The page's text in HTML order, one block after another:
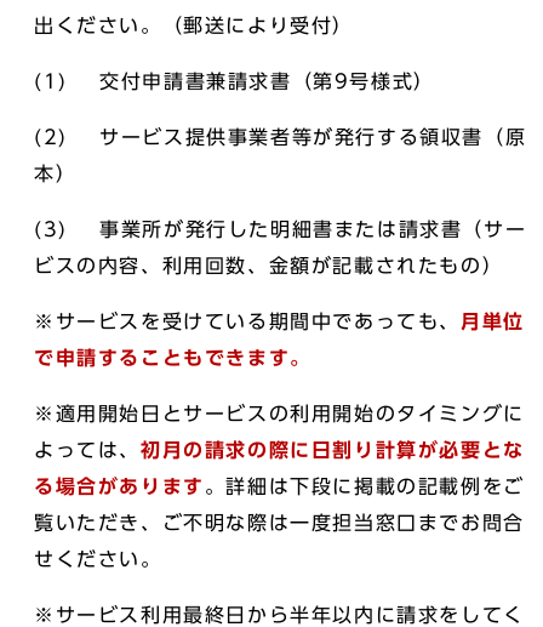
出ください。（郵送により受付）
(1) 交付申請書兼請求書（第9号様式）
(2) サービス提供事業者等が発行する領収書（原
本）
(3) 事業所が発行した明細書または請求書（サー
ビスの内容、利用回数、金額が記載されたもの）
※サービスを受けている期間中であっても、 月単位
で申請することもできます。
※適用開始日とサービスの利用開始のタイミングに
よっては、 初月の請求の際に日割り計算が必要とな
る場合があります 。詳細は下段に掲載の記載例をご
覧いただき、ご不明な際は一度担当窓口までお問合
せください。
※サービス利用最終日から半年以内に請求をしてく